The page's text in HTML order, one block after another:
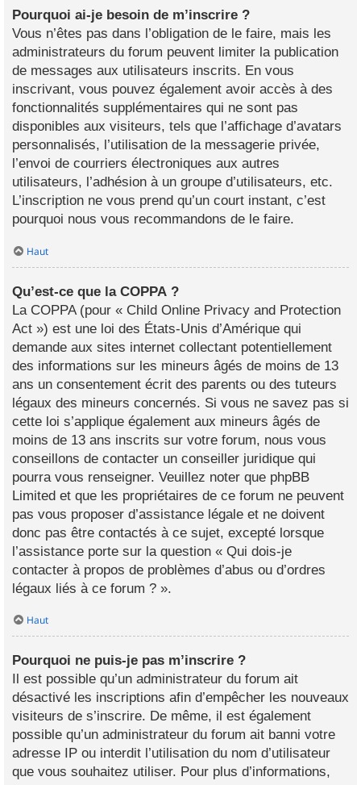
Pourquoi ai-je besoin de m’inscrire ?
Vous n’êtes pas dans l’obligation de le faire, mais les
administrateurs du forum peuvent limiter la publication
de messages aux utilisateurs inscrits. En vous
inscrivant, vous pouvez également avoir accès à des
fonctionnalités supplémentaires qui ne sont pas
disponibles aux visiteurs, tels que l’affichage d’avatars
personnalisés, l’utilisation de la messagerie privée,
l’envoi de courriers électroniques aux autres
utilisateurs, l’adhésion à un groupe d’utilisateurs, etc.
L’inscription ne vous prend qu’un court instant, c’est
pourquoi nous vous recommandons de le faire.
Haut
Qu’est-ce que la COPPA ?
La COPPA (pour « Child Online Privacy and Protection
Act ») est une loi des États-Unis d’Amérique qui
demande aux sites internet collectant potentiellement
des informations sur les mineurs âgés de moins de 13
ans un consentement écrit des parents ou des tuteurs
légaux des mineurs concernés. Si vous ne savez pas si
cette loi s’applique également aux mineurs âgés de
moins de 13 ans inscrits sur votre forum, nous vous
conseillons de contacter un conseiller juridique qui
pourra vous renseigner. Veuillez noter que phpBB
Limited et que les propriétaires de ce forum ne peuvent
pas vous proposer d’assistance légale et ne doivent
donc pas être contactés à ce sujet, excepté lorsque
l’assistance porte sur la question « Qui dois-je
contacter à propos de problèmes d’abus ou d’ordres
légaux liés à ce forum ? ».
Haut
Pourquoi ne puis-je pas m’inscrire ?
Il est possible qu’un administrateur du forum ait
désactivé les inscriptions afin d’empêcher les nouveaux
visiteurs de s’inscrire. De même, il est également
possible qu’un administrateur du forum ait banni votre
adresse IP ou interdit l’utilisation du nom d’utilisateur
que vous souhaitez utiliser. Pour plus d’informations,